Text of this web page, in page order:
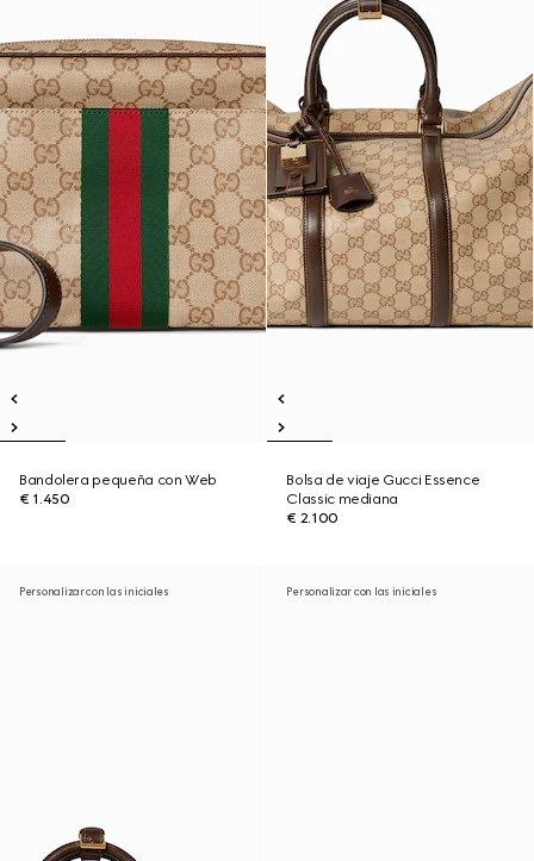
Bandolera pequeña con Web
€ 1.450
Bolsa de viaje Gucci Essence
Classic mediana
€ 2.100
Personalizar con las iniciales Personalizar con las iniciales